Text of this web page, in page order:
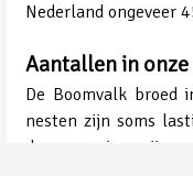
Nederland ongeveer
Aantallen in
De Boomvalk broed
nesten zijn soms
de omgeving zijn